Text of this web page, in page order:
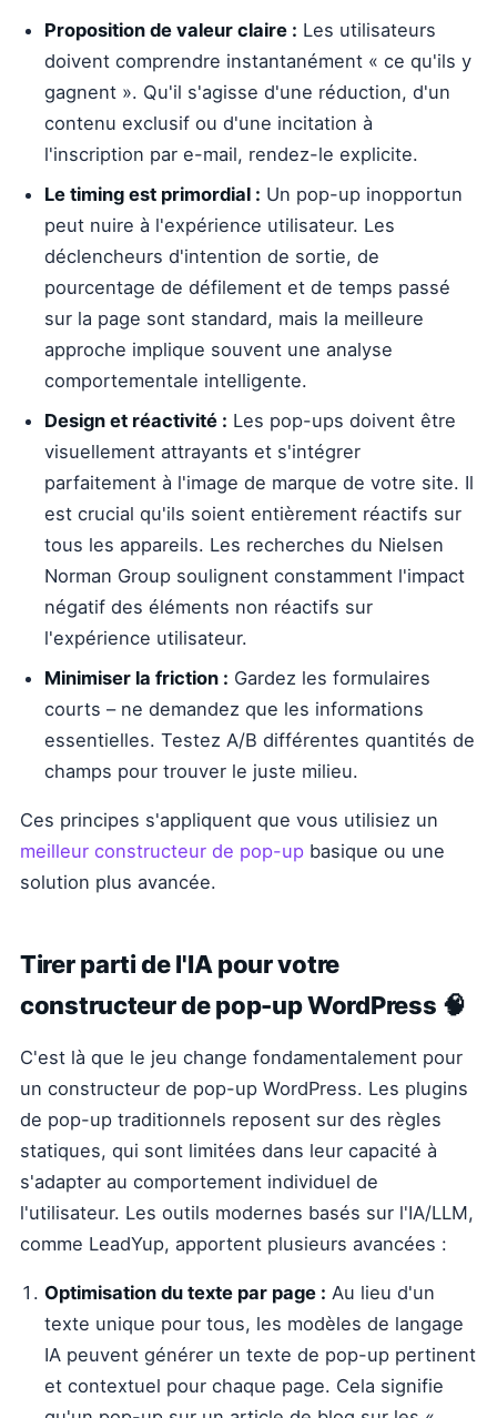
Proposition de valeur claire : Les utilisateurs
doivent comprendre instantanément « ce qu'ils y
gagnent ». Qu'il s'agisse d'une réduction, d'un
contenu exclusif ou d'une incitation à
l'inscription par e-mail, rendez-le explicite.
Le timing est primordial : Un pop-up inopportun
peut nuire à l'expérience utilisateur. Les
déclencheurs d'intention de sortie, de
pourcentage de défilement et de temps passé
sur la page sont standard, mais la meilleure
approche implique souvent une analyse
comportementale intelligente.
Design et réactivité : Les pop-ups doivent être
visuellement attrayants et s'intégrer
parfaitement à l'image de marque de votre site. Il
est crucial qu'ils soient entièrement réactifs sur
tous les appareils. Les recherches du Nielsen
Norman Group soulignent constamment l'impact
négatif des éléments non réactifs sur
l'expérience utilisateur.
Minimiser la friction : Gardez les formulaires
courts – ne demandez que les informations
essentielles. Testez A/B différentes quantités de
champs pour trouver le juste milieu.
Ces principes s'appliquent que vous utilisiez un
meilleur constructeur de pop-up basique ou une
solution plus avancée.
Tirer parti de l'IA pour votre
constructeur de pop-up WordPress 🧠
C'est là que le jeu change fondamentalement pour
un constructeur de pop-up WordPress. Les plugins
de pop-up traditionnels reposent sur des règles
statiques, qui sont limitées dans leur capacité à
s'adapter au comportement individuel de
l'utilisateur. Les outils modernes basés sur l'IA/LLM,
comme LeadYup, apportent plusieurs avancées :
Optimisation du texte par page : Au lieu d'un
texte unique pour tous, les modèles de langage
IA peuvent générer un texte de pop-up pertinent
et contextuel pour chaque page. Cela signifie